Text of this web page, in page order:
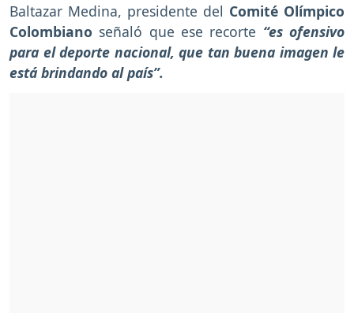
Baltazar Medina, presidente del Comité Olímpico
Colombiano señaló que ese recorte “es ofensivo
para el deporte nacional, que tan buena imagen le
está brindando al país”.